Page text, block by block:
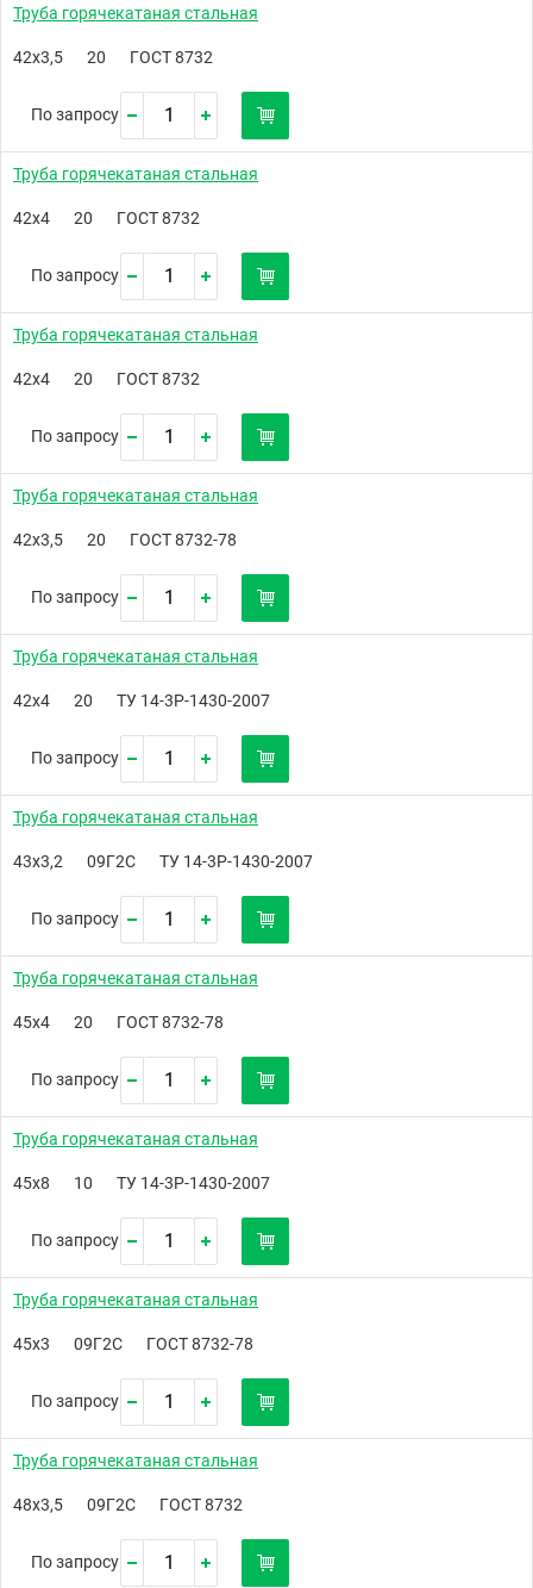
Труба горячекатаная стальная
42х3,5 20 ГОСТ 8732
По запросу
Труба горячекатаная стальная
42х4 20 ГОСТ 8732
По запросу
Труба горячекатаная стальная
42х4 20 ГОСТ 8732
По запросу
Труба горячекатаная стальная
42х3,5 20 ГОСТ 8732-78
По запросу
Труба горячекатаная стальная
42х4 20 ТУ 14-3Р-1430-2007
По запросу
Труба горячекатаная стальная
43х3,2 09Г2С ТУ 14-3Р-1430-2007
По запросу
Труба горячекатаная стальная
45х4 20 ГОСТ 8732-78
По запросу
Труба горячекатаная стальная
45х8 10 ТУ 14-3Р-1430-2007
По запросу
Труба горячекатаная стальная
45х3 09Г2С ГОСТ 8732-78
По запросу
Труба горячекатаная стальная
48х3,5 09Г2С ГОСТ 8732
По запросу